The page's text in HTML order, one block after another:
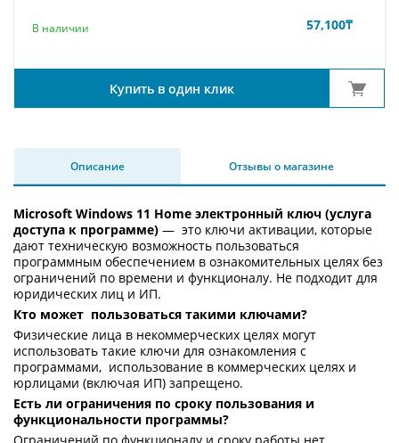
В наличии 57,100₸
Купить в один клик
Описание Отзывы о магазине
Microsoft Windows 11 Home электронный ключ (услуга
доступа к программе) — это ключи активации, которые
дают техническую возможность пользоваться
программным обеспечением в ознакомительных целях без
ограничений по времени и функционалу. Не подходит для
юридических лиц и ИП.
Кто может пользоваться такими ключами?
Физические лица в некоммерческих целях могут
использовать такие ключи для ознакомления с
программами, использование в коммерческих целях и
юрлицами (включая ИП) запрещено.
Есть ли ограничения по сроку пользования и
функциональности программы?